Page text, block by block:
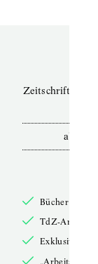
Zeitschriften
ab
Bücher online
TdZ-Artikel
Exklusive